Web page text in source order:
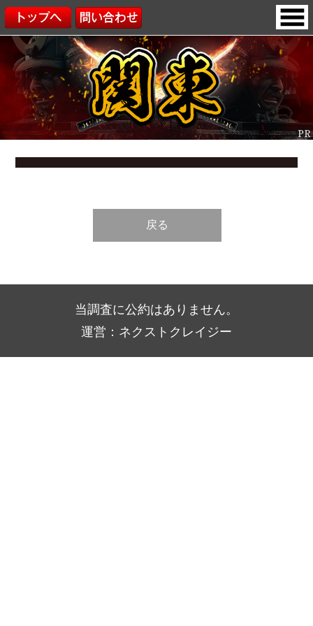
戻る
当調査に公約はありません。
運営：ネクストクレイジー